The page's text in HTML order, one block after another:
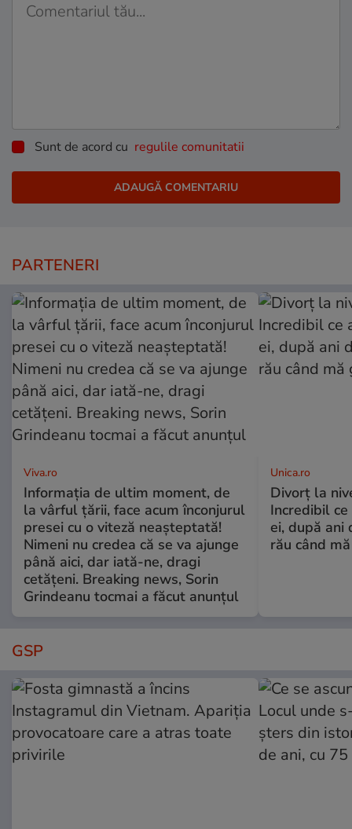
Sunt de acord cu regulile comunitatii
PARTENERI
Viva.ro
Informația de ultim moment, de
la vârful țării, face acum înconjurul
presei cu o viteză neașteptată!
Nimeni nu credea că se va ajunge
până aici, dar iată-ne, dragi
cetățeni. Breaking news, Sorin
Grindeanu tocmai a făcut anunțul
Unica.ro
Divorț la
Incredibil
ei, după ani
rău când
GSP